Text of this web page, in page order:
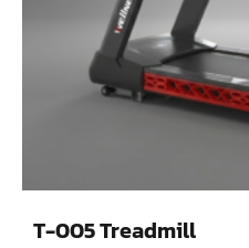
T-005 Treadmill